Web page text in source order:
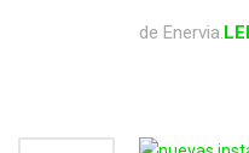
de Enervia.